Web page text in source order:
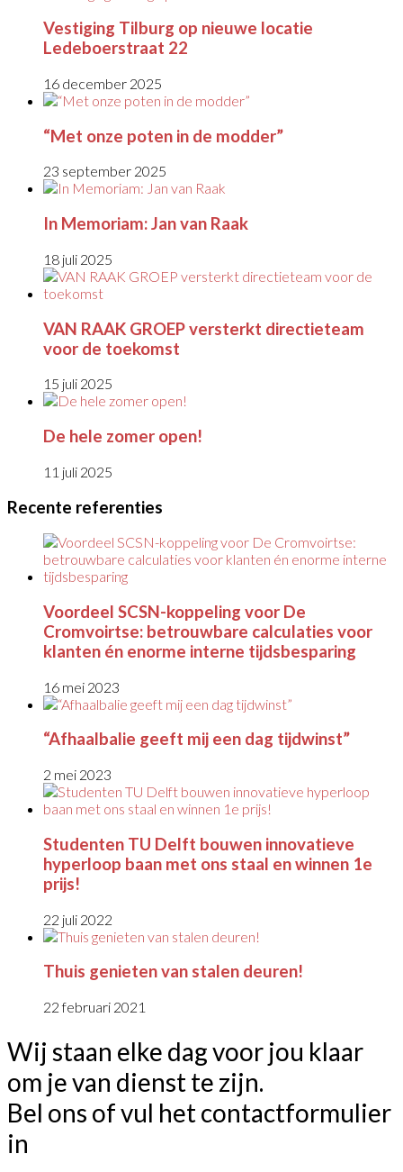
Vestiging Tilburg op nieuwe locatie
Ledeboerstraat 22
16 december 2025
“Met onze poten in de modder”
23 september 2025
In Memoriam: Jan van Raak
18 juli 2025
VAN RAAK GROEP versterkt directieteam
voor de toekomst
15 juli 2025
De hele zomer open!
11 juli 2025
Recente referenties
Voordeel SCSN-koppeling voor De
Cromvoirtse: betrouwbare calculaties voor
klanten én enorme interne tijdsbesparing
16 mei 2023
“Afhaalbalie geeft mij een dag tijdwinst”
2 mei 2023
Studenten TU Delft bouwen innovatieve
hyperloop baan met ons staal en winnen 1e
prijs!
22 juli 2022
Thuis genieten van stalen deuren!
22 februari 2021
Wij staan elke dag voor jou klaar
om je van dienst te zijn.
Bel ons of vul het contactformulier
in